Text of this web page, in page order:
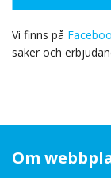
Vi finns på
saker och
Om